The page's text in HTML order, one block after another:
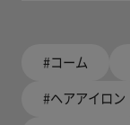
#コーム
#ヘアアイロン